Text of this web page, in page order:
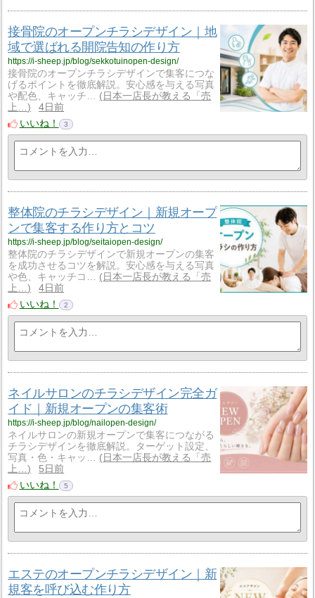
接骨院のオープンチラシデザイン｜地
域で選ばれる開院告知の作り方
https://i-sheep.jp/blog/sekkotuinopen-design/
接骨院のオープンチラシデザインで集客につな
げるポイントを徹底解説。安心感を与える写真
や配色、キャッチ…
日本一店長が教える「売
上…
4日前
いいね！
3
整体院のチラシデザイン｜新規オープ
ンで集客する作り方とコツ
https://i-sheep.jp/blog/seitaiopen-design/
整体院のチラシデザインで新規オープンの集客
を成功させるコツを解説。安心感を与える写真
や色、キャッチコ…
日本一店長が教える「売
上…
4日前
いいね！
2
ネイルサロンのチラシデザイン完全ガ
イド｜新規オープンの集客術
https://i-sheep.jp/blog/nailopen-design/
ネイルサロンの新規オープンで集客につながる
チラシデザインを徹底解説。ターゲット設定、
写真・色・キャッ…
日本一店長が教える「売
上…
5日前
いいね！
5
エステのオープンチラシデザイン｜新
規客を呼び込む作り方